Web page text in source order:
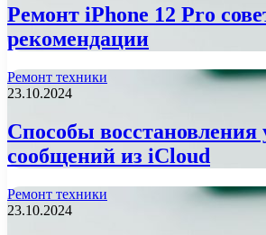
Ремонт iPhone 12 Pro
рекомендации
Ремонт техники
23.10.2024
Способы восстановления
сообщений из iCloud
Ремонт техники
23.10.2024